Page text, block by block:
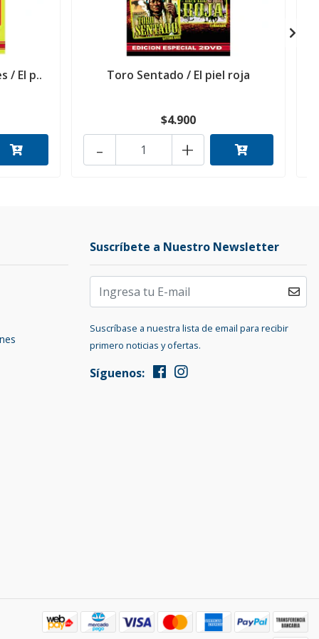
/ El p.. Toro Sentado / El piel roja
$4.900
+
-
Suscríbete a Nuestro Newsletter
Suscríbase a nuestra lista de email para recibir
primero noticias y ofertas.
Síguenos: